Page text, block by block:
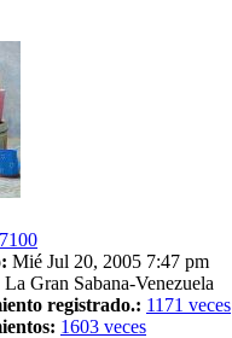
7100
Mié Jul 20, 2005 7:47 pm
La Gran Sabana-Venezuela
registrado.: 1171 veces
1603 veces